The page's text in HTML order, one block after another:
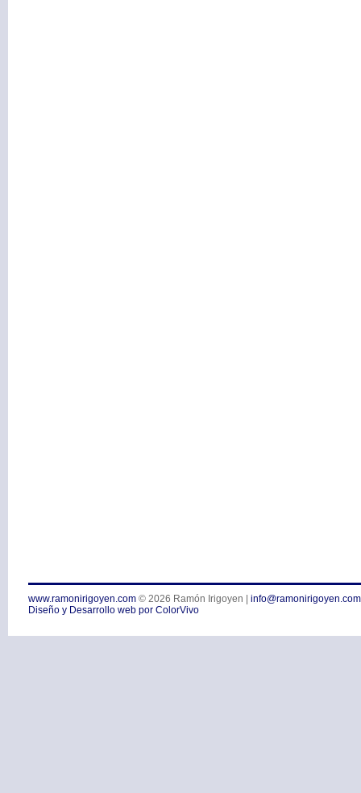
www.ramonirigoyen.com © 2026 Ramón Irigoyen
info@ramonirigoyen.com
Diseño y Desarrollo web por ColorVivo